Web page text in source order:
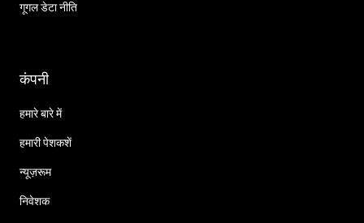
गूगल डेटा नीति
कंपनी
हमारे बारे में
हमारी पेशकशें
न्यूज़रूम
निवेशक